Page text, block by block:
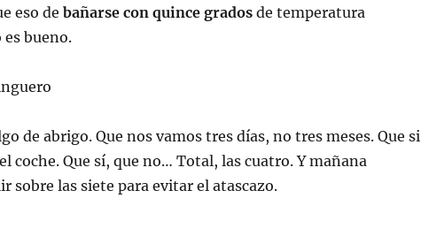
eso de bañarse con quince gradosde temperatura
bueno.
de abrigo. Que nos vamos tres días, no tres meses. Que si
coche. Que sí, que no… Total, las cuatro. Y mañana
sobre las siete para evitar el atascazo.